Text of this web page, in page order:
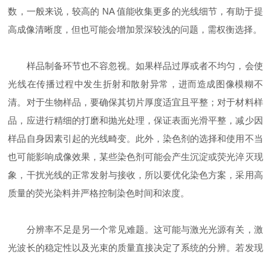
数，一般来说，较高的 NA 值能收集更多的光线细节，有助于提
高成像清晰度，但也可能会增加景深较浅的问题，需权衡选择。
样品制备环节也不容忽视。如果样品过厚或者不均匀，会使
光线在传播过程中发生折射和散射异常，进而造成图像模糊不
清。对于生物样品，要确保其切片厚度适宜且平整；对于材料样
品，应进行精细的打磨和抛光处理，保证表面光滑平整，减少因
样品自身因素引起的光线畸变。此外，染色剂的选择和使用不当
也可能影响成像效果，某些染色剂可能会产生沉淀或荧光淬灭现
象，干扰光线的正常发射与接收，所以要优化染色方案，采用高
质量的荧光染料并严格控制染色时间和浓度。
分辨率不足是另一个常见难题。这可能与激光光源有关，激
光波长的稳定性以及光束的质量直接决定了系统的分辨。若发现